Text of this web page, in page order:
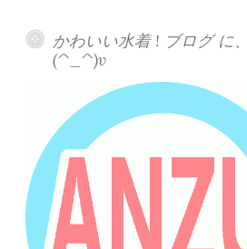
ゲ
ー
ョ
ン
かわいい水着 ! ブログ に
(^_^)v